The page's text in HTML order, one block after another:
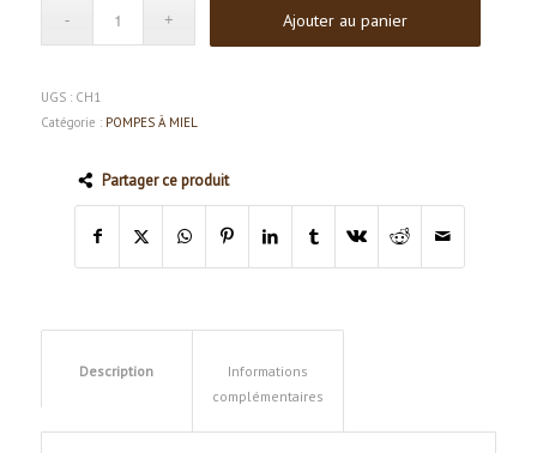
Ajouter au panier
UGS : CH1
Catégorie : POMPES À MIEL
Partager ce produit
Description
Informations
complémentaires